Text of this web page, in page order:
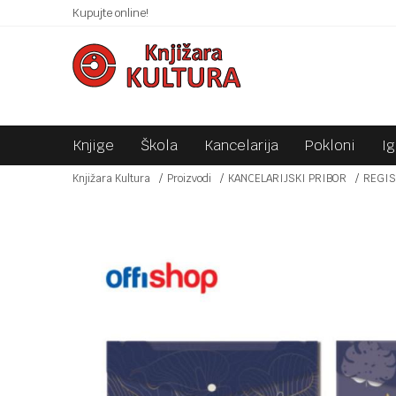
Kupujte online!SIGURNO PLAĆANJE PLATNIM KARTICAMA!
Knjige Škola Kancelarija Pokloni
Knjižara Kultura Proizvodi KANCELARIJSKI PRIBOR